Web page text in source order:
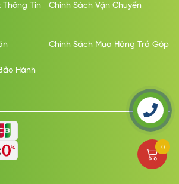
Thông Tin
Chính Sách Vận Chuyển
Chính Sách Mua Hàng Trả Góp
Hành
0